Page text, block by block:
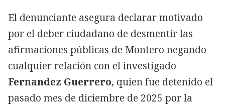
El denunciante asegura declarar motivado
por el deber ciudadano de desmentir las
afirmaciones públicas de Montero negando
cualquier relación con el investigado
Fernandez Guerrero, quien fue detenido el
pasado mes de diciembre de 2025 por la